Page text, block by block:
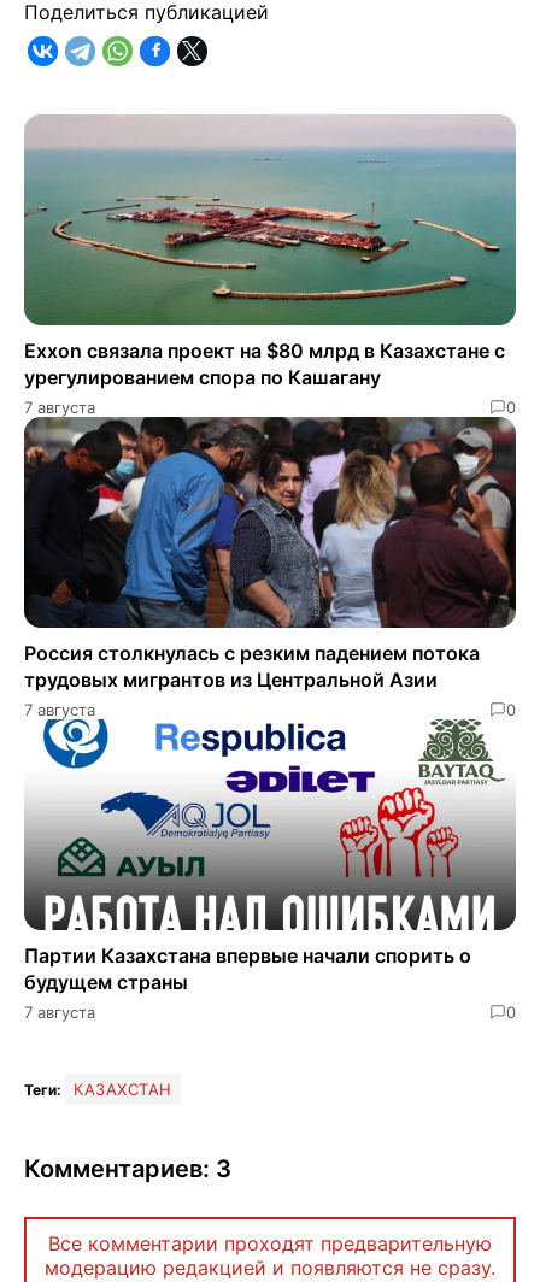
Поделиться публикацией
Exxon связала проект на $80 млрд в Казахстане с
урегулированием спора по Кашагану
7 августа 0
Россия столкнулась с резким падением потока
трудовых мигрантов из Центральной Азии
7 августа 0
Партии Казахстана впервые начали спорить о
будущем страны
7 августа 0
Теги: КАЗАХСТАН
Комментариев: 3
Все комментарии проходят предварительную
модерацию редакцией и появляются не сразу.